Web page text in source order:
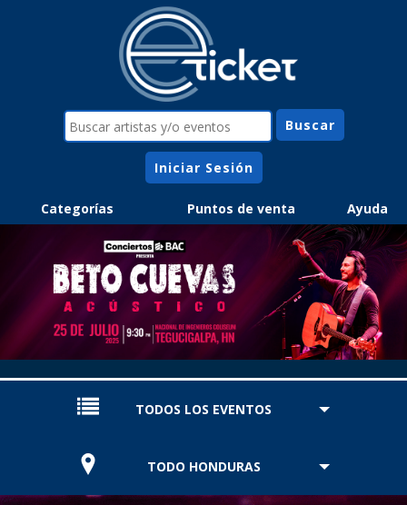
Iniciar Sesión
Categorías Puntos de venta Ayuda
TODOS LOS EVENTOS
TODO HONDURAS